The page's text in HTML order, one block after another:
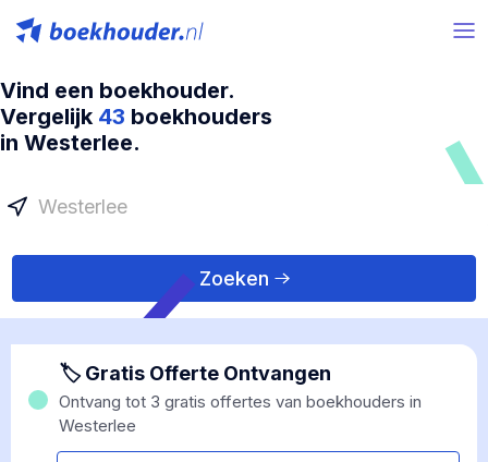
Vind een boekhouder.
Vergelijk 43 boekhouders
in Westerlee.
Zoeken
🏷 Gratis Offerte Ontvangen
Ontvang tot 3 gratis offertes van boekhouders in
Westerlee